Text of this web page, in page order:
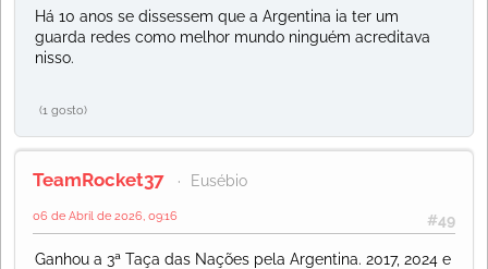
Há 10 anos se dissessem que a Argentina ia ter um
guarda redes como melhor mundo ninguém acreditava
nisso.
(1 gosto)
TeamRocket37 Eusébio
#49
06 de Abril de 2026, 09:16
Ganhou a 3ª Taça das Nações pela Argentina. 2017, 2024 e